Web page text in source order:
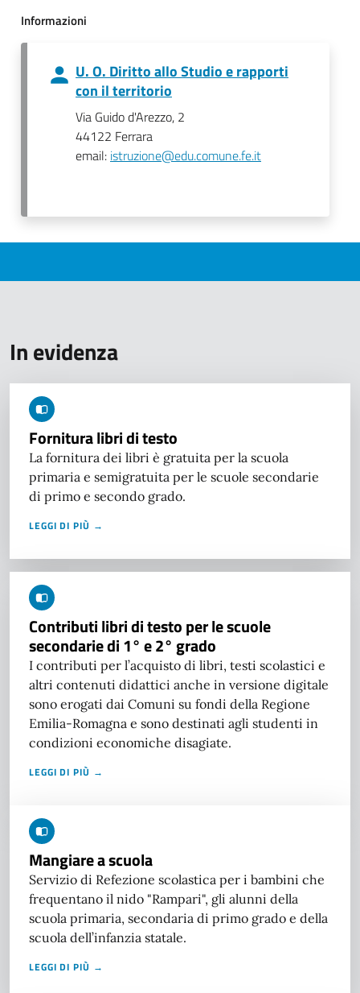
Informazioni
U. O. Diritto allo Studio e rapporti
con il territorio
Via Guido d'Arezzo, 2
44122 Ferrara
email: istruzione@edu.comune.fe.it
In evidenza
Fornitura libri di testo
La fornitura dei libri è gratuita per la scuola
primaria e semigratuita per le scuole secondarie
di primo e secondo grado.
LEGGI DI PIÙ →
Contributi libri di testo per le scuole
secondarie di 1° e 2° grado
I contributi per l’acquisto di libri, testi scolastici e
altri contenuti didattici anche in versione digitale
sono erogati dai Comuni su fondi della Regione
Emilia-Romagna e sono destinati agli studenti in
condizioni economiche disagiate.
LEGGI DI PIÙ →
Mangiare a scuola
Servizio di Refezione scolastica per i bambini che
frequentano il nido "Rampari", gli alunni della
scuola primaria, secondaria di primo grado e della
scuola dell’infanzia statale.
LEGGI DI PIÙ →